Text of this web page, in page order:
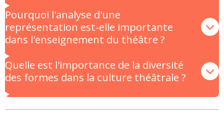
Pourquoi l'analyse d'une
représentation est-elle importante
dans l'enseignement du théâtre ?
Quelle est l'importance de la diversité
des formes dans la culture théâtrale ?